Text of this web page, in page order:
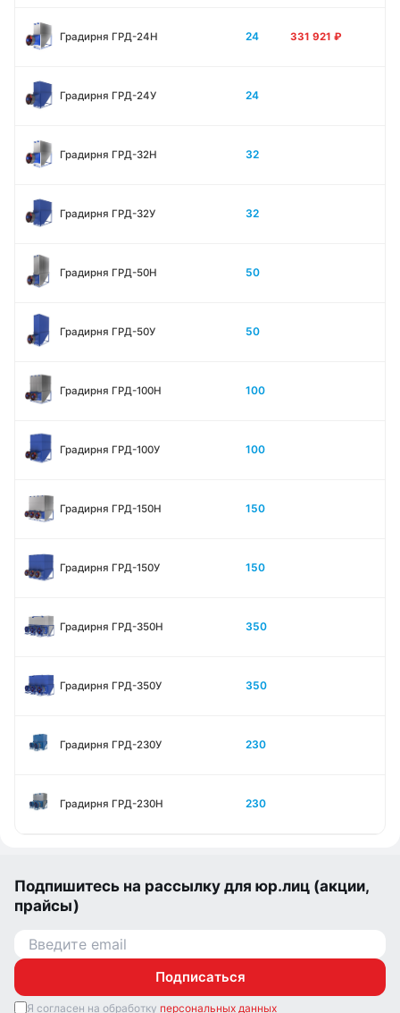
Градирня ГРД-24Н 24 331 921 ₽
Градирня ГРД-24У 24
Градирня ГРД-32Н 32
Градирня ГРД-32У 32
Градирня ГРД-50Н 50
Градирня ГРД-50У 50
Градирня ГРД-100Н 100
Градирня ГРД-100У 100
Градирня ГРД-150Н 150
Градирня ГРД-150У 150
Градирня ГРД-350Н 350
Градирня ГРД-350У 350
Градирня ГРД-230У 230
Градирня ГРД-230Н 230
Подпишитесь на рассылку для юр.лиц (акции,
прайсы)
Подписаться
Я согласен на обработку персональных данных